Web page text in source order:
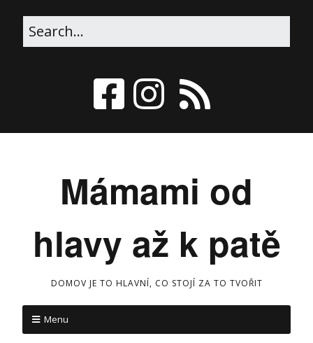
Mámami od
hlavy až k patě
DOMOV JE TO HLAVNÍ, CO STOJÍ ZA TO TVOŘIT
Menu